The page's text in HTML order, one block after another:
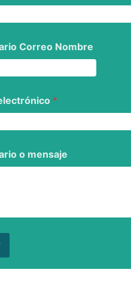
Correo Nombre
*
o mensaje